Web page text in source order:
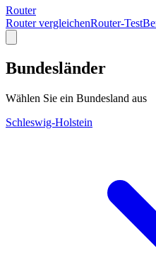
Router
Router vergleichenRouter-Test
Bundesländer
Wählen Sie ein Bundesland aus
Schleswig-Holstein